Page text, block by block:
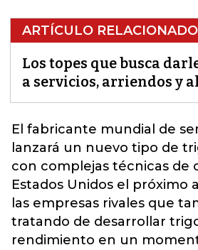
ARTÍCULO RELACIONADO
Los topes que busca
a servicios, arriendos y
El fabricante mundial de
lanzará un nuevo tipo de
con complejas técnicas de
Estados Unidos el próximo
las empresas rivales que
tratando de desarrollar
rendimiento en un